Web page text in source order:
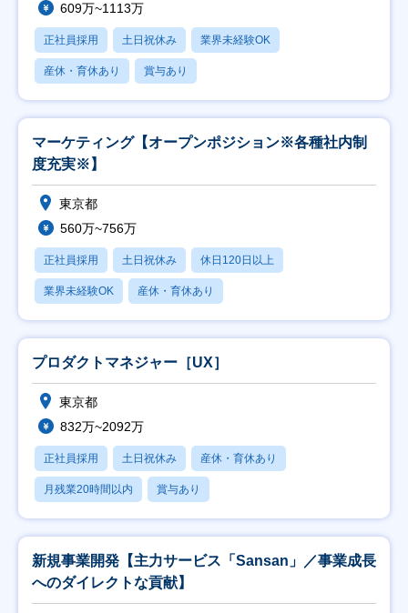
609万~1113万
正社員採用 土日祝休み 業界未経験OK
産休・育休あり 賞与あり
マーケティング【オープンポジション※各種社内制
度充実※】
東京都
560万~756万
正社員採用 土日祝休み 休日120日以上
業界未経験OK 産休・育休あり
プロダクトマネジャー［UX］
東京都
832万~2092万
正社員採用 土日祝休み 産休・育休あり
月残業20時間以内 賞与あり
新規事業開発【主力サービス「Sansan」／事業成長
へのダイレクトな貢献】